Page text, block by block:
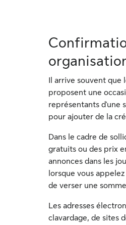
Il arrive souvent que
proposent une
représentants d'une
pour ajouter de la
Dans le cadre de
gratuits ou des prix
annonces dans les
lorsque vous
de verser une
Les adresses
clavardage, de sites